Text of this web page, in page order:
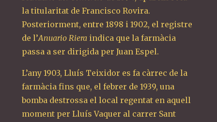
la titularitat de Francisco Rovira.
Posteriorment, entre 1898 i 1902, el registre
de l’Anuario Rieraindica que la farmàcia
passa a ser dirigida per Juan Espel.
L’any 1903, Lluís Teixidor es fa càrrec de la
farmàcia fins que, el febrer de 1939, una
bomba destrossa el local regentat en aquell
moment per Lluís Vaquer al carrer Sant